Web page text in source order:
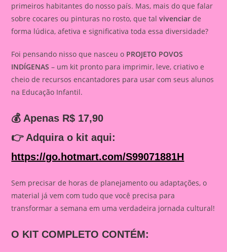
primeiros habitantes do nosso país. Mas, mais do que falar
sobre cocares ou pinturas no rosto, que talvivenciar de
forma lúdica, afetiva e significativa toda essa diversidade?
Foi pensando nisso que nasceu o PROJETO POVOS
INDÍGENAS – um kit pronto para imprimir, leve, criativo e
cheio de recursos encantadores para usar com seus alunos
na Educação Infantil.
💰 Apenas R$ 17,90
👉 Adquira o kit aqui:
https://go.hotmart.com/S99071881H
Sem precisar de horas de planejamento ou adaptações, o
material já vem com tudo que você precisa para
transformar a semana em uma verdadeira jornada cultural!
O KIT COMPLETO CONTÉM: